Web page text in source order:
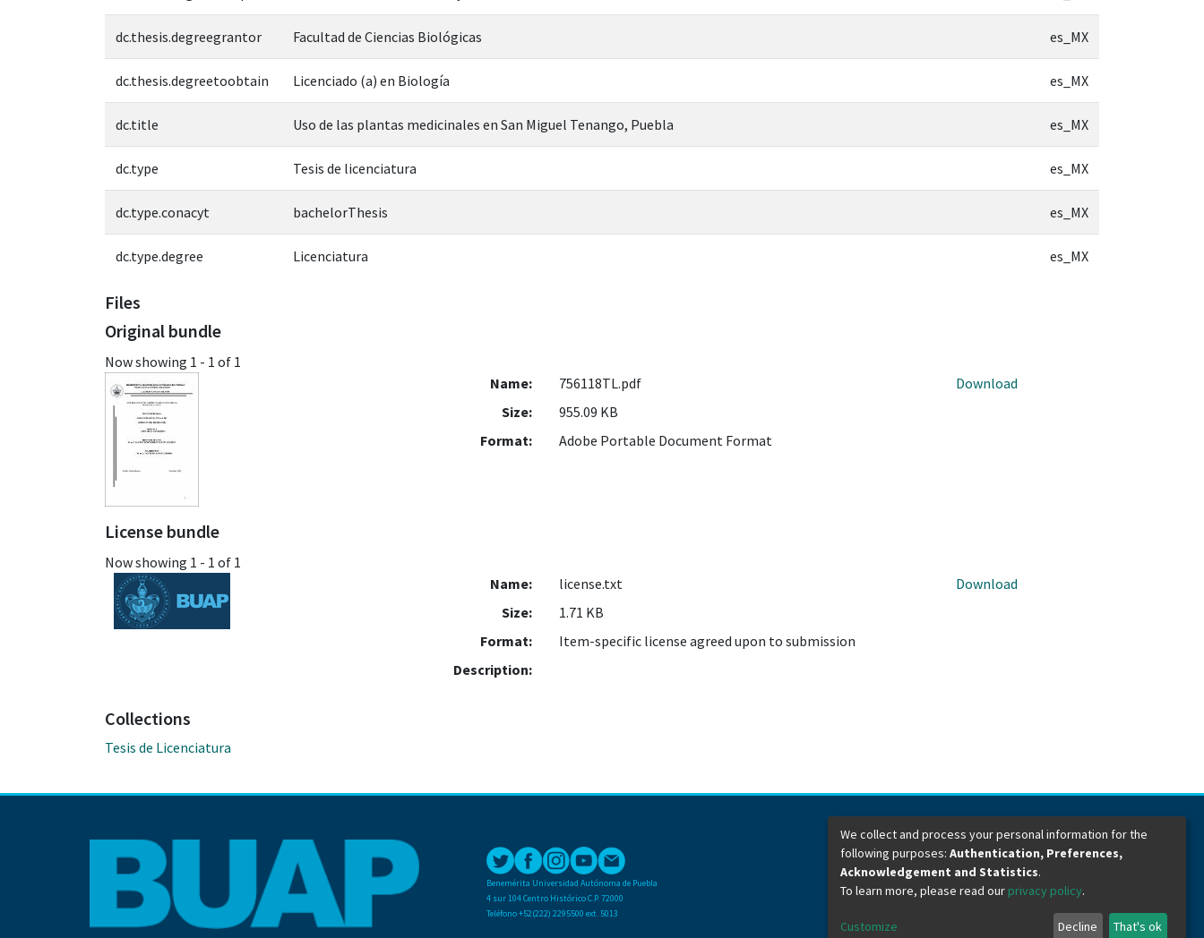
dc.thesis.degreegrantor Facultad de Ciencias Biológicas es_MX
dc.thesis.degreetoobtain Licenciado (a) en Biología es_MX
dc.title Uso de las plantas medicinales en San Miguel Tenango, Puebla es_MX
dc.type Tesis de licenciatura es_MX
dc.type.conacyt bachelorThesis es_MX
dc.type.degree Licenciatura es_MX
Files
Original bundle
Now showing 1 - 1 of 1
Name:
756118TL.pdf
Size:
955.09 KB
Format:
Adobe Portable Document Format
Download
License bundle
Now showing 1 - 1 of 1
Name:
license.txt
Size:
1.71 KB
Format:
Item-specific license agreed upon to submission
Description:
Download
Collections
Tesis de Licenciatura
Benemérita Universidad Autónoma de Puebla
4 sur 104 Centro Histórico C.P. 72000
Teléfono +52(222) 2295500 ext. 5013
Dirección General de Bibliotecas
Boulevard Valsequillo y Av. de las Torres
Ciudad Universitaria. Col. San Manuel
We collect and process your personal information for the
following purposes: Authentication, Preferences,
Acknowledgement and Statistics.
To learn more, please read our privacy policy.
Customize Decline That's ok